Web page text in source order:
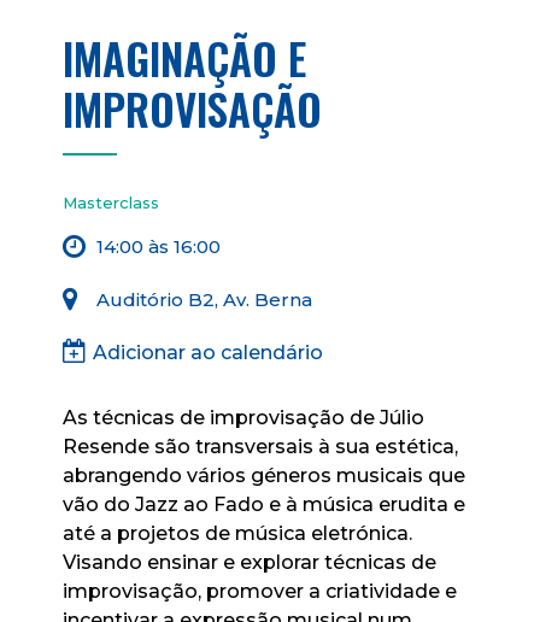
IMAGINAÇÃO E
IMPROVISAÇÃO
Masterclass
14:00 às 16:00
Auditório B2, Av. Berna
Adicionar ao calendário
As técnicas de improvisação de Júlio
Resende são transversais à sua estética,
abrangendo vários géneros musicais que
vão do Jazz ao Fado e à música erudita e
até a projetos de música eletrónica.
Visando ensinar e explorar técnicas de
improvisação, promover a criatividade e